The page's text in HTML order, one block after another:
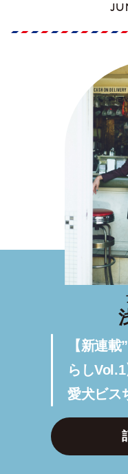
【新連
らし
愛犬ビス